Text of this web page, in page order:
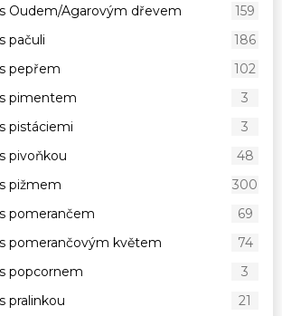
Oudem/Agarovým dřevem
159
pačuli
186
pepřem
102
pimentem
3
pistáciemi
3
pivoňkou
48
pižmem
300
pomerančem
69
pomerančovým květem
74
popcornem
3
pralinkou
21